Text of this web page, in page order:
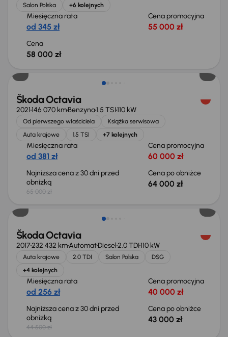
Salon Polska
+6 kolejnych
Miesięczna rata
od 345 zł
Cena promocyjna
55 000 zł
Cena
58 000 zł
Taniej o 1 000 zł
Škoda Octavia
2021146 070 kmBenzyna1.5 TSI110 kW
Od pierwszego właściciela
Książka serwisowa
Auta krajowe
1.5 TSI +7 kolejnych
Miesięczna rata
od 381 zł
Cena promocyjna
60 000 zł
Najniższa cena z 30 dni przed
obniżką
65 000 zł
Cena po obniżce
64 000 zł
Taniej o 1 500 zł
Škoda Octavia
2017232 432 kmAutomatDiesel2.0 TDI110 kW
Auta krajowe 2.0 TDI Salon Polska
DSG
+4 kolejnych
Miesięczna rata
od 256 zł
Cena promocyjna
40 000 zł
Najniższa cena z 30 dni przed
obniżką
44 500 zł
Cena po obniżce
43 000 zł
Taniej o 700 zł